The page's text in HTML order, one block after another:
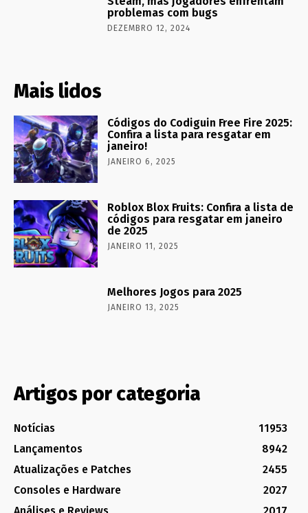
problemas com bugs
DEZEMBRO 12, 2024
Mais lidos
Códigos do Codiguin Free Fire 2025:
Confira a lista para resgatar em
janeiro!
JANEIRO 6, 2025
Roblox Blox Fruits: Confira a lista de
códigos para resgatar em janeiro
de 2025
JANEIRO 11, 2025
Melhores Jogos para 2025
JANEIRO 13, 2025
Artigos por categoria
Notícias
11953
Lançamentos
8942
Atualizações e Patches
2455
Consoles e Hardware
2027
Análises e Reviews
2017